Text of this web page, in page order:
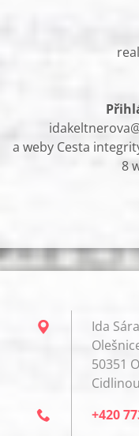
a weby Cesta
8
Ida
50351
+420